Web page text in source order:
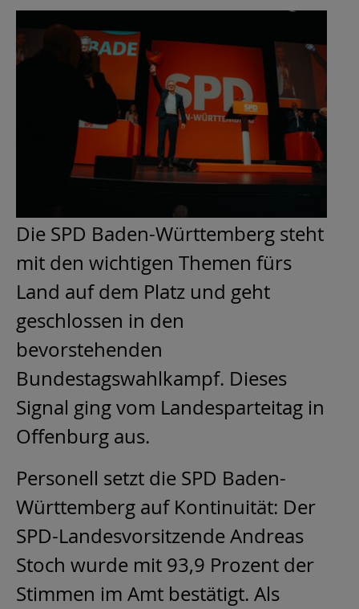
Die SPD Baden-Württemberg steht
mit den wichtigen Themen fürs
Land auf dem Platz und geht
geschlossen in den
bevorstehenden
Bundestagswahlkampf. Dieses
Signal ging vom Landesparteitag in
Offenburg aus.
Personell setzt die SPD Baden-
Württemberg auf Kontinuität: Der
SPD-Landesvorsitzende Andreas
Stoch wurde mit 93,9 Prozent der
Stimmen im Amt bestätigt. Als